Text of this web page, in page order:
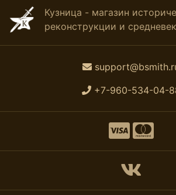
Кузница - магазин
реконструкции и
+7-960-534-04-